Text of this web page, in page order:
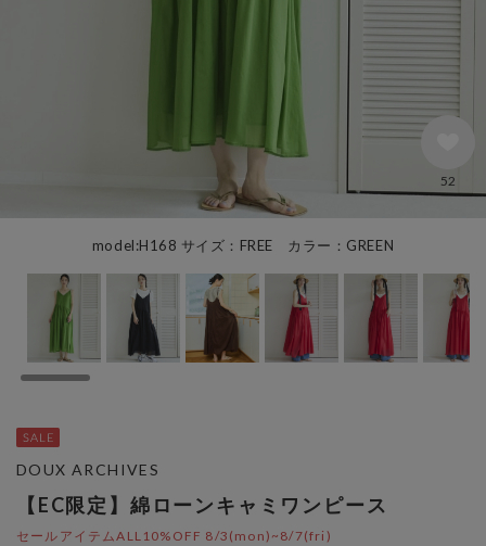
model:H168 サイズ：FREE カラー：GREEN
52
【EC限定】綿ローンキャミワンピース
セールアイテムALL10%OFF 8/3(mon)~8/7(fri)
DOUX ARCHIVES